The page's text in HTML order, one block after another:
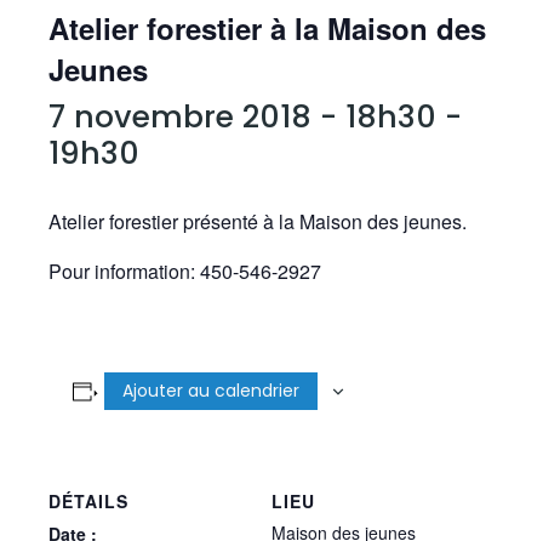
Atelier forestier à la Maison des
Jeunes
7 novembre 2018 - 18h30 -
19h30
Atelier forestier présenté à la Maison des jeunes.
Pour information: 450-546-2927
Ajouter au calendrier
DÉTAILS
Date :
LIEU
Maison des jeunes